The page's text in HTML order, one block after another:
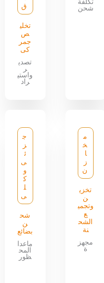
تكلفة
شحن
ق
تخلي
ص
جمر
كى
تصدي
ر
واستي
راد
م
خ
ا
ز
ن
تخزي
ن
وتجمي
ع
الشح
نة
مجهز
ة
ج
ز
ئ
ى
و
ك
ل
ى
شح
ن
بضائع
ماعدا
المح
ظور